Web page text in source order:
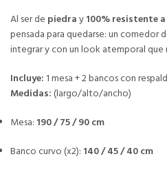
Al ser de piedray100% resistente
pensada para quedarse: un comedor
integrar y con un look atemporal que
Incluye: 1 mesa + 2 bancos con
Medidas:(largo/alto/ancho)
Mesa: 190 / 75 / 90 cm
Banco curvo (x2): 140 / 45 / 40 cm